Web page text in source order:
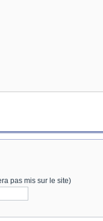
pas mis sur le site)